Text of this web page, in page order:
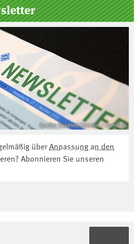
Quelle: Susanne Kambor / KomPass
überAnpassung an den
Abonnieren Sie unseren